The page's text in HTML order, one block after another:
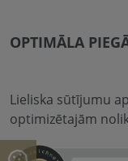
OPTIMĀLA
Lieliska sūtījumu
optimizētajām